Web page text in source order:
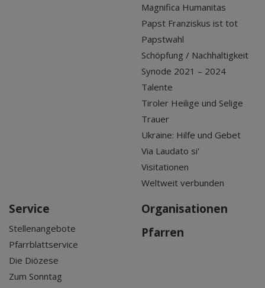
Magnifica Humanitas
Papst Franziskus ist tot
Papstwahl
Schöpfung / Nachhaltigkeit
Synode 2021 – 2024
Talente
Tiroler Heilige und Selige
Trauer
Ukraine: Hilfe und Gebet
Via Laudato si'
Visitationen
Weltweit verbunden
Service
Stellenangebote
Pfarrblattservice
Die Diözese
Zum Sonntag
Organisationen
Pfarren